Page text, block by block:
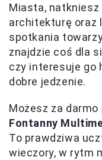
Miasta,
architekturę oraz
spotkania
znajdzie coś dla
czy interesuje go
dobre jedzenie.
Możesz za
Fontanny
To prawdziwa
wieczory, w rytm